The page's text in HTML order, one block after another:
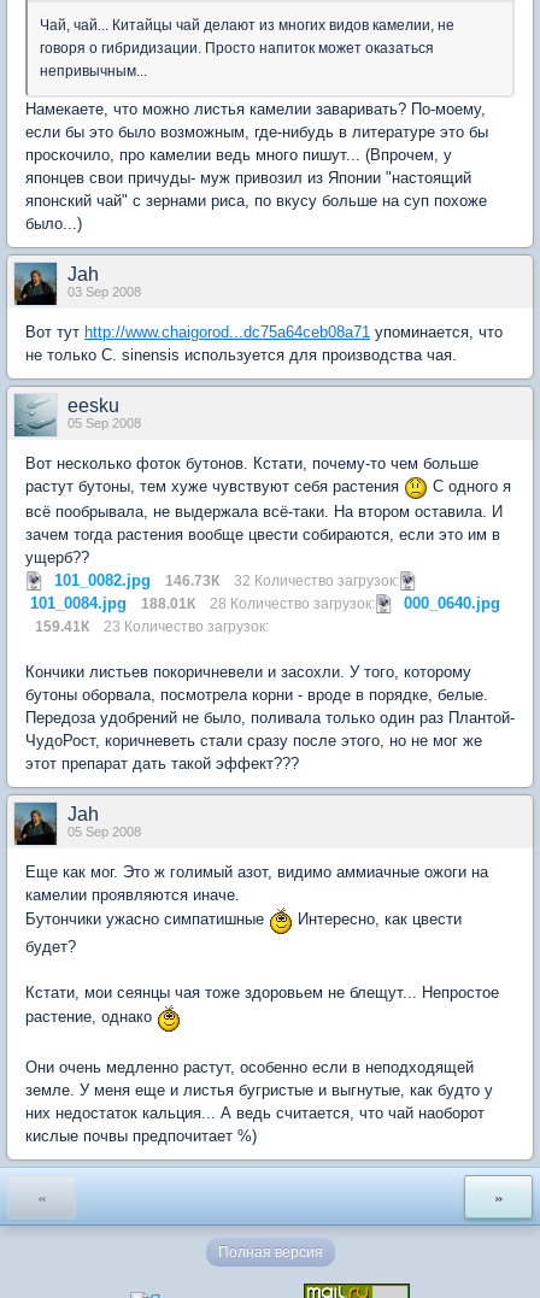
Чай, чай... Китайцы чай делают из многих видов камелии, не
говоря о гибридизации. Просто напиток может оказаться
непривычным...
Намекаете, что можно листья камелии заваривать? По-моему,
если бы это было возможным, где-нибудь в литературе это бы
проскочило, про камелии ведь много пишут... (Впрочем, у
японцев свои причуды- муж привозил из Японии "настоящий
японский чай" с зернами риса, по вкусу больше на суп похоже
было...)
Jah
03 Sep 2008
Вот тут http://www.chaigorod...dc75a64ceb08a71 упоминается, что
не только C. sinensis используется для производства чая.
eesku
05 Sep 2008
Вот несколько фоток бутонов. Кстати, почему-то чем больше
растут бутоны, тем хуже чувствуют себя растения
С одного я
всё пообрывала, не выдержала всё-таки. На втором оставила. И
зачем тогда растения вообще цвести собираются, если это им в
ущерб??
101_0082.jpg
146.73К 32 Количество загрузок:
101_0084.jpg 188.01К 28 Количество загрузок: 000_0640.jpg
159.41К 23 Количество загрузок:
Кончики листьев покоричневели и засохли. У того, которому
бутоны оборвала, посмотрела корни - вроде в порядке, белые.
Передоза удобрений не было, поливала только один раз Плантой-
ЧудоРост, коричневеть стали сразу после этого, но не мог же
этот препарат дать такой эффект???
Jah
05 Sep 2008
Еще как мог. Это ж голимый азот, видимо аммиачные ожоги на
камелии проявляются иначе.
Бутончики ужасно симпатишные
Интересно, как цвести
будет?
Кстати, мои сеянцы чая тоже здоровьем не блещут... Непростое
растение, однако
Они очень медленно растут, особенно если в неподходящей
земле. У меня еще и листья бугристые и выгнутые, как будто у
них недостаток кальция... А ведь считается, что чай наоборот
кислые почвы предпочитает %)
« »
Полная версия